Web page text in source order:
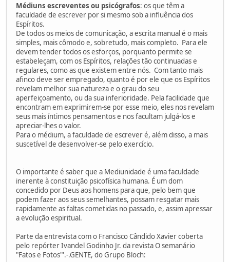
Médiuns escreventes ou psicógrafos: os que têm a
faculdade de escrever por si mesmo sob a influência dos
Espíritos.
De todos os meios de comunicação, a escrita manual é o mais
simples, mais cômodo e, sobretudo, mais completo. Para ele
devem tender todos os esforços, porquanto permite se
estabeleçam, com os Espíritos, relações tão continuadas e
regulares, como as que existem entre nós. Com tanto mais
afinco deve ser empregado, quanto é por ele que os Espíritos
revelam melhor sua natureza e o grau do seu
aperfeiçoamento, ou da sua inferioridade. Pela facilidade que
encontram em exprimirem-se por esse meio, eles nos revelam
seus mais íntimos pensamentos e nos facultam julgá-los e
apreciar-lhes o valor.
Para o médium, a faculdade de escrever é, além disso, a mais
suscetível de desenvolver-se pelo exercício.
O importante é saber que a Mediunidade é uma faculdade
inerente à constituição psicofísica humana. É um dom
concedido por Deus aos homens para que, pelo bem que
podem fazer aos seus semelhantes, possam resgatar mais
rapidamente as faltas cometidas no passado, e, assim apressar
a evolução espiritual.
Parte da entrevista com o Francisco Cândido Xavier coberta
pelo repórter Ivandel Godinho Jr. da revista O semanário
"Fatos e Fotos"'.-.GENTE, do Grupo Bloch: